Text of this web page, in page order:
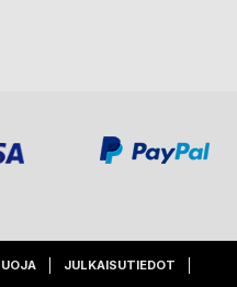
JULKAISUTIEDOT